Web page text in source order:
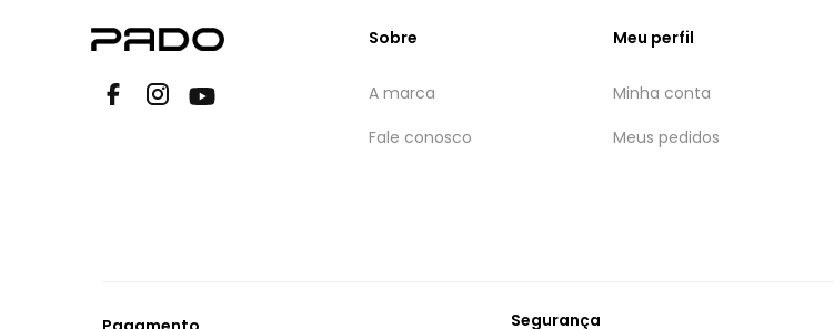
Sobre
A marca
Fale conosco
Meu perfil
Minha conta
Meus pedidos
Segurança